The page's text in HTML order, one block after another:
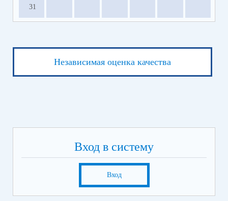
31
Независимая оценка качества
Вход в систему
Вход